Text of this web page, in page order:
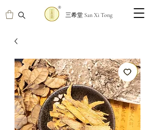
三希堂 San Xi Tong